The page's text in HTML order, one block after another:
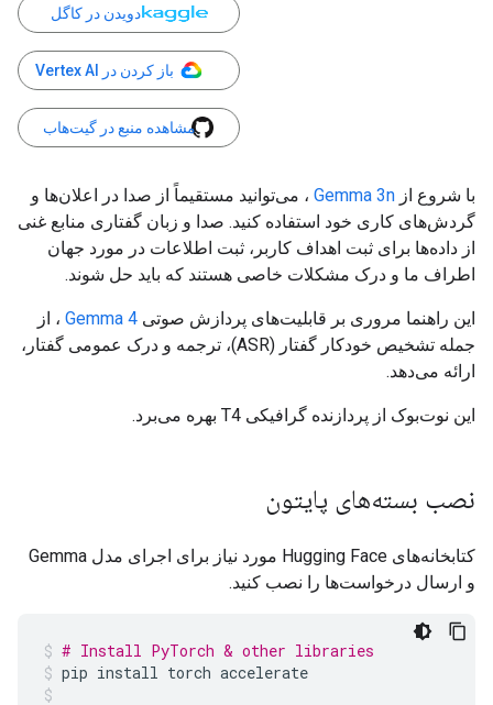
دویدن در کاگل
باز کردن در Vertex AI
مشاهده منبع در گیت‌هاب
با شروع از Gemma 3n ، می‌توانید مستقیماً از صدا در اعلان‌ها و
گردش‌های کاری خود استفاده کنید. صدا و زبان گفتاری منابع غنی
از داده‌ها برای ثبت اهداف کاربر، ثبت اطلاعات در مورد جهان
اطراف ما و درک مشکلات خاصی هستند که باید حل شوند.
این راهنما مروری بر قابلیت‌های پردازش صوتی Gemma 4 ، از
جمله تشخیص خودکار گفتار (ASR)، ترجمه و درک عمومی گفتار،
ارائه می‌دهد.
این نوت‌بوک از پردازنده گرافیکی T4 بهره می‌برد.
نصب بسته‌های پایتون
کتابخانه‌های Hugging Face مورد نیاز برای اجرای مدل Gemma
و ارسال درخواست‌ها را نصب کنید.
# Install PyTorch & other libraries
pip install torch accelerate